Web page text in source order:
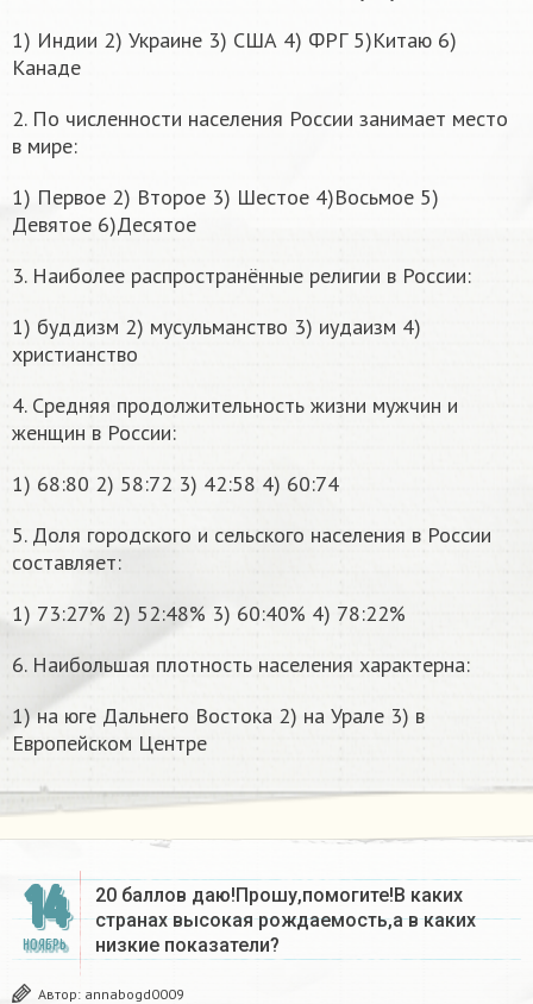
1) Индии 2) Украине 3) США 4) ФРГ 5)Китаю 6)
Канаде
2. По численности населения России занимает место
в мире:
1) Первое 2) Второе 3) Шестое 4)Восьмое 5)
Девятое 6)Десятое
3. Наиболее распространённые религии в России:
1) буддизм 2) мусульманство 3) иудаизм 4)
христианство
4. Средняя продолжительность жизни мужчин и
женщин в России:
1) 68:80 2) 58:72 3) 42:58 4) 60:74
5. Доля городского и сельского населения в России
составляет:
1) 73:27% 2) 52:48% 3) 60:40% 4) 78:22%
6. Наибольшая плотность населения характерна:
1) на юге Дальнего Востока 2) на Урале 3) в
Европейском Центре
14
НОЯБРЬ
20 баллов даю!Прошу,помогите!В каких
странах высокая рождаемость,а в каких
низкие показатели?
Автор: annabogd0009